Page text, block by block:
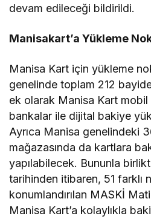
devam edileceği bildirildi.
Manisakart’a Yükleme
Manisa Kart için yükleme
genelinde toplam 212
ek olarak Manisa Kart mobil
bankalar ile dijital bakiye
Ayrıca Manisa genelindeki
mağazasında da kartlara
yapılabilecek. Bununla
tarihinden itibaren, 51 farklı
konumlandırılan MASKİ
Manisa Kart’a kolaylıkla